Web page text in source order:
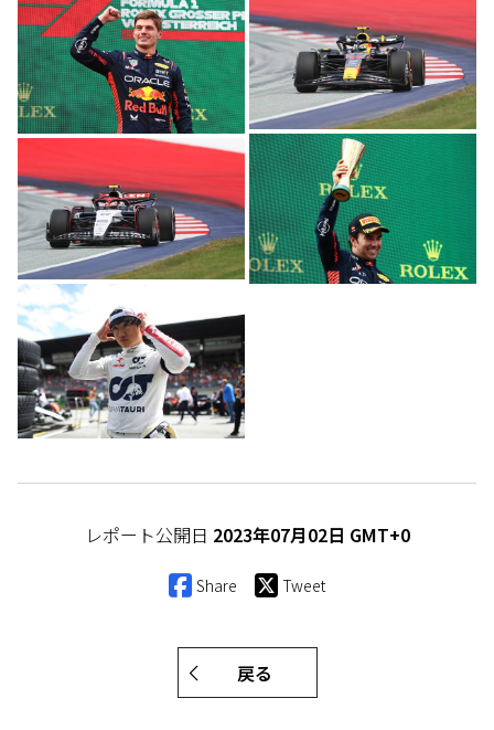
レポート公開日 2023年07月02日 GMT+0
Share Tweet
戻る